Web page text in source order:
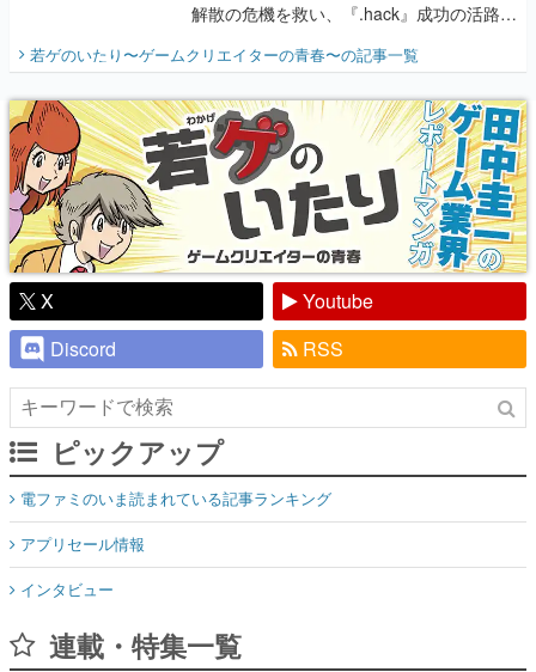
解散の危機を救い、『.hack』成功の活路を
開く。業界の快男児・松山 洋に流れる血は
『少年ジャンプ』色だった【若ゲのいた
り】
若ゲのいたり〜ゲームクリエイターの青春〜の記事一覧
X
Youtube
Discord
RSS
ピックアップ
電ファミのいま読まれている記事ランキング
アプリセール情報
インタビュー
連載・特集一覧